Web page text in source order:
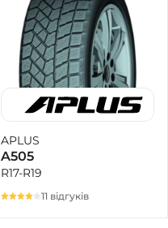
APLUS
A505
R17-R19
11 відгуків